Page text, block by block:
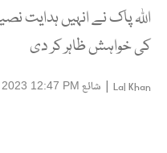
اللہ پاک نے انہیں ہدایت
کی خواہش ظاہر کر دی
Lal Khan
| شائع 12:47 PM